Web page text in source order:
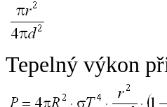
Tepelný výkon